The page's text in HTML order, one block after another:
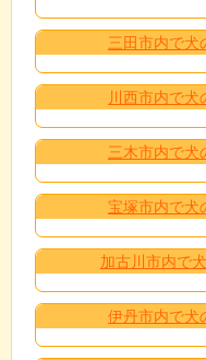
三田市内で犬
川西市内で犬
三木市内で犬
宝塚市内で犬
加古川市内で
伊丹市内で犬